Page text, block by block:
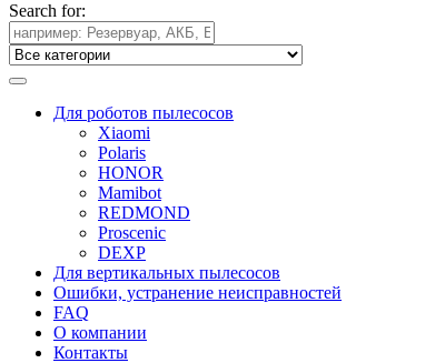
Search for:
Для роботов пылесосов
Xiaomi
Polaris
HONOR
Mamibot
REDMOND
Proscenic
DEXP
Для вертикальных пылесосов
Ошибки, устранение неисправностей
FAQ
О компании
Контакты